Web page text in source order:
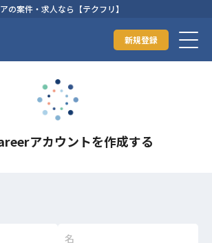
の案件・求人なら【テクフリ】
新規登録
アカウントを作成する